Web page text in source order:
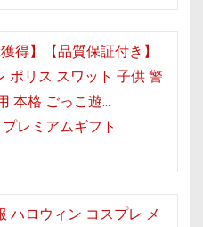
得】【品質保証付き】
ポリス スワット 子供 警
本格 ごっこ遊…
レミアムギフト
ハロウィン コスプレ メ